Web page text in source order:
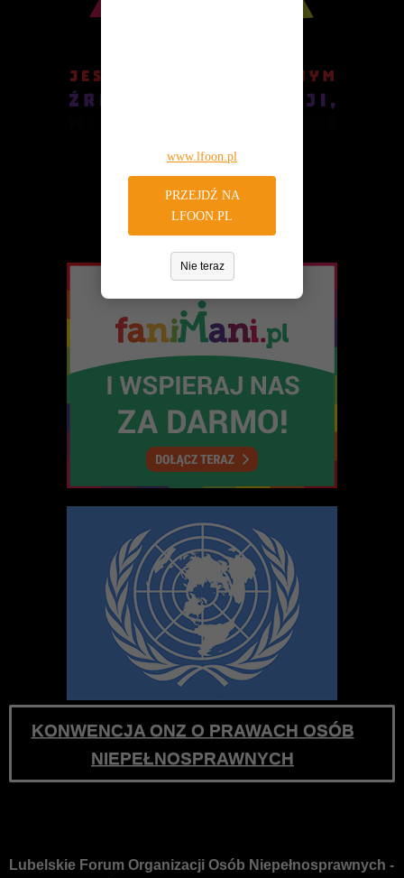
WIĘCEJ O: PROGRAMY DZIAŁANIA
Podstawą gospodarki finansowej Fundacji PCJ Otwarte Źródła
i sprawozdania finansowe Fundacji.
W tym dziale zgromadzone są dokumenty sprawozdawcze
Fundacji - roczne sprawozdania merytoryczne oraz raporty
z realizacji programów i projektów. Aby zapoznać się
z udostępnionymi w BIP dokumentami, należy skorzystać
z odsyłaczy poniżej. Aby przeglądać inne działy BIP, prosimy
wybrać odpowiednie łącze z bocznego menu.
WIĘCEJ O: SPRAWOZDANIA I RAPORTY
KONWENCJA ONZ O PRAWACH OSÓB
NIEPEŁNOSPRAWNYCH
Lubelskie Forum Organizacji Osób Niepełnosprawnych -
www.lfoon.pl
PRZEJDŹ NA
LFOON.PL
Nie teraz